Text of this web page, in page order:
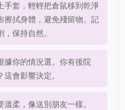
手套，輕輕把倉鼠移到乾淨
擦拭身體，避免殘留物。記
保持自然。
據你的情況選。你有後院
會影響決定。
溫柔，像送別朋友一樣。